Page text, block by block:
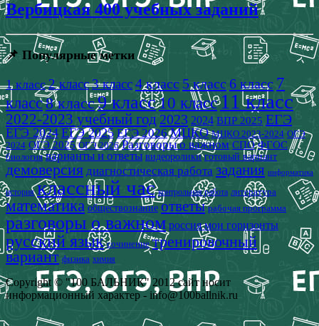
Вербицкая 400 учебных заданий
📌 Популярные метки
1 класс 2 класс3 класс4 класс 5 класс 6 класс 7
класс8 класс9 класс10 класс11 класс
2022-2023 учебный год 2023 2024 ВПР 2025 ЕГЭ
ЕГЭ 2024 ЕГЭ 2025 ЕГЭ 2026 МЦКО МЦКО 2023-2024 ОГЭ
2024 ОГЭ 2025 ОГЭ 2026 Разговоры о важном СПО ФГОС
биология варианты и ответы видеоролики готовый вариант
демоверсия диагностическая работа задания информатика
история классный час контрольная работа литература
математика обществознание ответы рабочая программа
разговоры о важном россия мои горизонты
русский язык сочинение тренировочный
вариант физика химия
Copyright © "100 БАЛЬНИК" 2012 сайт носит
информационный характер - info@100ballnik.ru